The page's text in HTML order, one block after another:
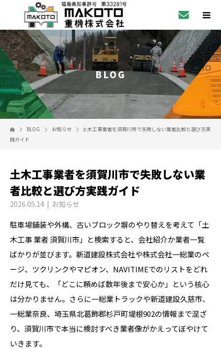
BLOG
BLOG お知らせ
土木工事業者を須賀川市で失敗しない業者比較と選び方実
践ガイド
土木工事業者を須賀川市で失敗しない業
者比較と選び方実践ガイド
2026.05.14 お知らせ
駐車場舗装や外構、古いブロック塀のやり替えを考えて「土
木工事 業者 須賀川市」と検索すると、会社紹介か業者一覧
ばかりが並びます。新道建設株式会社や株式会社一総業のペ
ージ、ツクリンクやマピオン、NAVITIMEでのリストをどれ
だけ見ても、「どこに頼めば数年後まで安心か」という核心
は分かりません。さらに一総業トラックや新道建設久慈市、
一総業奈良、埼玉県北葛飾郡杉戸町堤根902の情報まで混ざ
り、須賀川市で本当に検討すべき業者像がかえってぼやけて
いきます。